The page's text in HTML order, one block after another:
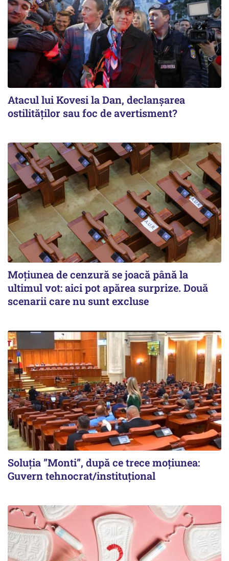
Atacul lui Kovesi la Dan, declanșarea
ostilităților sau foc de avertisment?
Moțiunea de cenzură se joacă până la
ultimul vot: aici pot apărea surprize. Două
scenarii care nu sunt excluse
Soluția ”Monti”, după ce trece moțiunea:
Guvern tehnocrat/instituțional